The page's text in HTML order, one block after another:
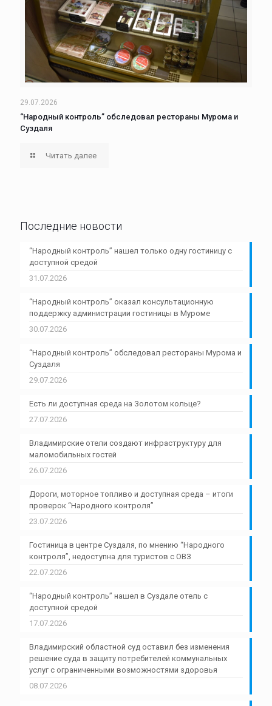
29.07.2026
“Народный контроль” обследовал рестораны Мурома и
Суздаля
Читать далее
Последние новости
“Народный контроль” нашел только одну гостиницу с
доступной средой
31.07.2026
“Народный контроль” оказал консультационную
поддержку администрации гостиницы в Муроме
30.07.2026
“Народный контроль” обследовал рестораны Мурома и
Суздаля
29.07.2026
Есть ли доступная среда на Золотом кольце?
27.07.2026
Владимирские отели создают инфраструктуру для
маломобильных гостей
26.07.2026
Дороги, моторное топливо и доступная среда – итоги
проверок “Народного контроля”
23.07.2026
Гостиница в центре Суздаля, по мнению “Народного
контроля”, недоступна для туристов с ОВЗ
22.07.2026
“Народный контроль” нашел в Суздале отель с
доступной средой
17.07.2026
Владимирский областной суд оставил без изменения
решение суда в защиту потребителей коммунальных
услуг с ограниченными возможностями здоровья
08.07.2026